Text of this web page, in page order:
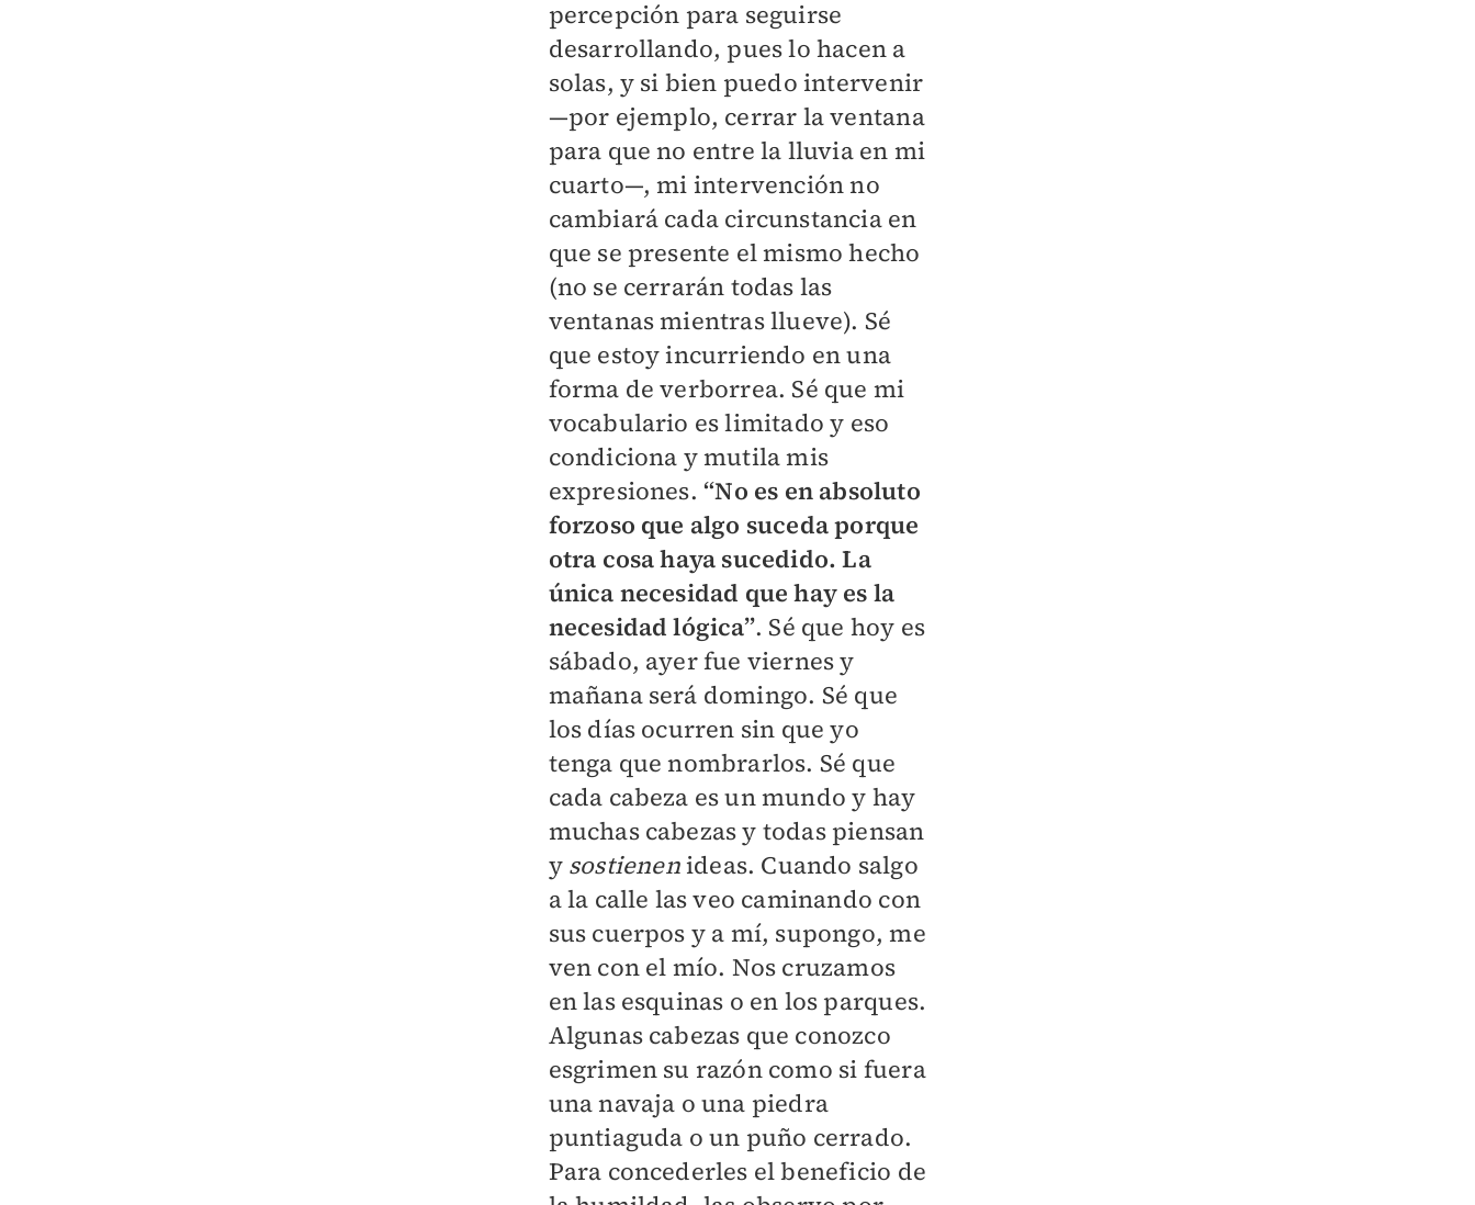
percepción para seguirse
desarrollando, pues lo hacen a
solas, y si bien puedo intervenir
—por ejemplo, cerrar la ventana
para que no entre la lluvia en mi
cuarto—, mi intervención no
cambiará cada circunstancia en
que se presente el mismo hecho
(no se cerrarán todas las
ventanas mientras llueve). Sé
que estoy incurriendo en una
forma de verborrea. Sé que mi
vocabulario es limitado y eso
condiciona y mutila mis
expresiones.“No es en absoluto
forzoso que algo suceda porque
otra cosa haya sucedido. La
única necesidad que hay es la
necesidad lógica”. Sé que hoy es
sábado, ayer fue viernes y
mañana será domingo. Sé que
los días ocurren sin que yo
tenga que nombrarlos. Sé que
cada cabeza es un mundo y hay
muchas cabezas y todas piensan
y sostienenideas. Cuando salgo
a la calle las veo caminando con
sus cuerpos y a mí, supongo, me
ven con el mío. Nos cruzamos
en las esquinas o en los parques.
Algunas cabezas que conozco
esgrimen su razón como si fuera
una navaja o una piedra
puntiaguda o un puño cerrado.
Para concederles el beneficio de